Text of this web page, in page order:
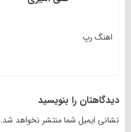
اهنگ رپ
دیدگاهتان را بنویسید
نشانی ایمیل شما منتشر نخواهد شد.